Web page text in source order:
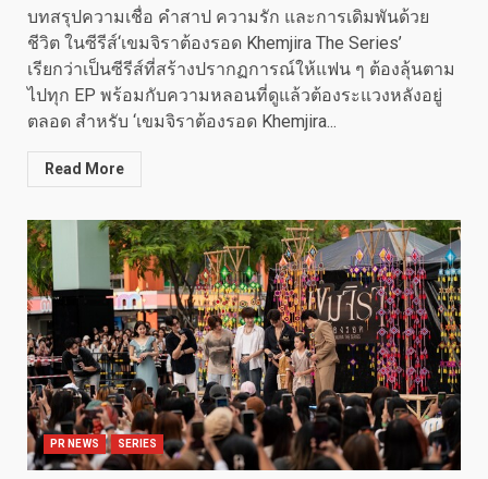
บทสรุปความเชื่อ คำสาป ความรัก และการเดิมพันด้วย
ชีวิต ในซีรีส์‘เขมจิราต้องรอด Khemjira The Series’
เรียกว่าเป็นซีรีส์ที่สร้างปรากฏการณ์ให้แฟน ๆ ต้องลุ้นตาม
ไปทุก EP พร้อมกับความหลอนที่ดูแล้วต้องระแวงหลังอยู่
ตลอด สำหรับ ‘เขมจิราต้องรอด Khemjira...
Read More
PR NEWS SERIES